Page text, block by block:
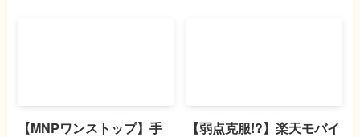
【MNPワンストップ】手
【弱点克服!?】楽天モバイ